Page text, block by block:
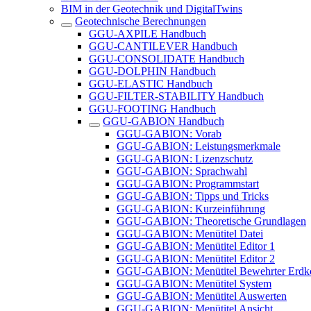
BIM in der Geotechnik und DigitalTwins
Geotechnische Berechnungen
GGU-AXPILE Handbuch
GGU-CANTILEVER Handbuch
GGU-CONSOLIDATE Handbuch
GGU-DOLPHIN Handbuch
GGU-ELASTIC Handbuch
GGU-FILTER-STABILITY Handbuch
GGU-FOOTING Handbuch
GGU-GABION Handbuch
GGU-GABION: Vorab
GGU-GABION: Leistungsmerkmale
GGU-GABION: Lizenzschutz
GGU-GABION: Sprachwahl
GGU-GABION: Programmstart
GGU-GABION: Tipps und Tricks
GGU-GABION: Kurzeinführung
GGU-GABION: Theoretische Grundlagen
GGU-GABION: Menütitel Datei
GGU-GABION: Menütitel Editor 1
GGU-GABION: Menütitel Editor 2
GGU-GABION: Menütitel Bewehrter
GGU-GABION: Menütitel System
GGU-GABION: Menütitel Auswerten
GGU-GABION: Menütitel Ansicht